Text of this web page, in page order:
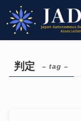
判定 – tag –